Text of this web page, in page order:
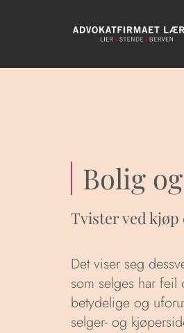
Bolig
Tvister ved kjøp
Det viser seg
som selges har
betydelige og
selger- og